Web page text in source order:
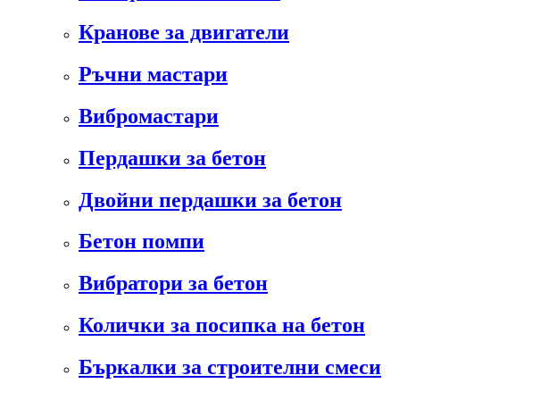
Кранове за двигатели
Ръчни мастари
Вибромастари
Пердашки за бетон
Двойни пердашки за бетон
Бетон помпи
Вибратори за бетон
Колички за посипка на бетон
Бъркалки за строителни смеси